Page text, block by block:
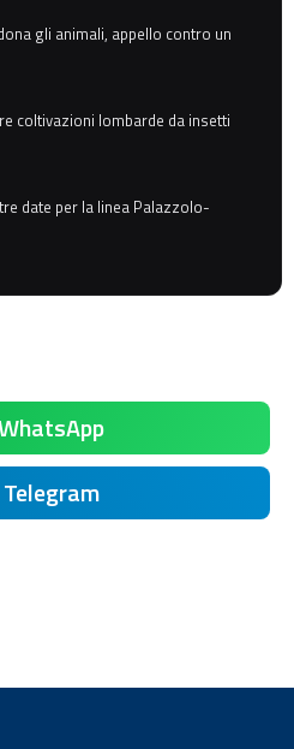
gli animali, appello contro un
coltivazioni lombarde da insetti
date per la linea Palazzolo-
Telegram